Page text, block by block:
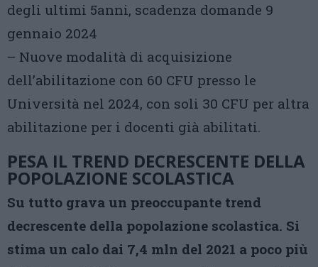
degli ultimi 5anni, scadenza domande 9
gennaio 2024
– Nuove modalità di acquisizione
dell’abilitazione con 60 CFU presso le
Università nel 2024, con soli 30 CFU per altra
abilitazione per i docenti già abilitati.
PESA IL TREND DECRESCENTE DELLA
POPOLAZIONE SCOLASTICA
Su tutto grava un preoccupante trend
decrescente della popolazione scolastica. Si
stima un calo dai 7,4 mln del 2021 a poco più